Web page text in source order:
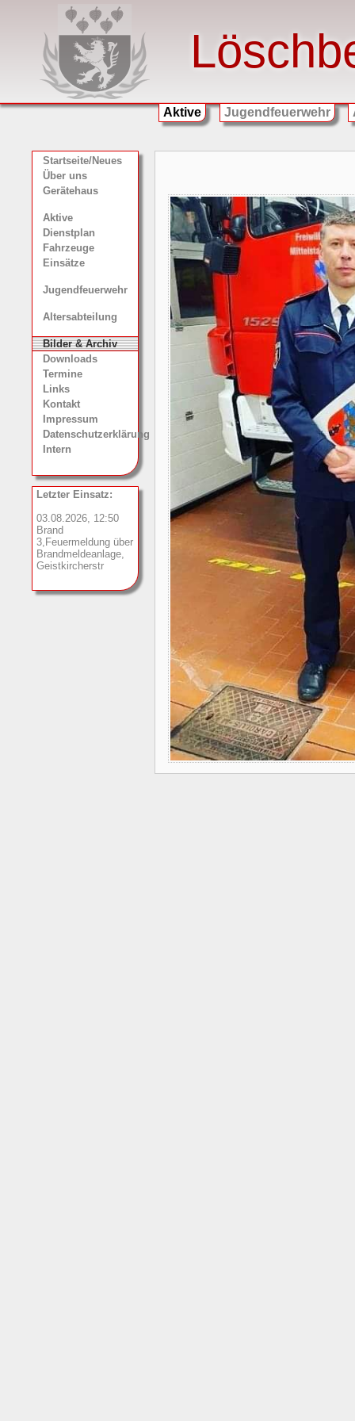
Aktive Jugendfeuerwehr
Startseite/Neues
Über uns
Gerätehaus
Aktive
Dienstplan
Fahrzeuge
Einsätze
Jugendfeuerwehr
Altersabteilung
Bilder & Archiv
Downloads
Termine
Links
Kontakt
Impressum
Datenschutzerklärung
Intern
Letzter Einsatz:
03.08.2026, 12:50
Brand
3,Feuermeldung über
Brandmeldeanlage,
Geistkircherstr